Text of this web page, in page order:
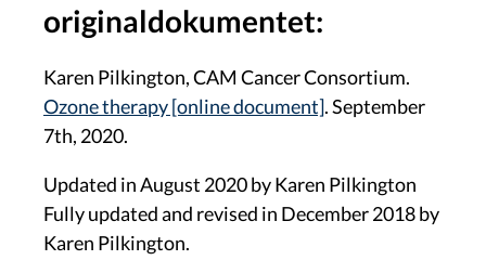
originaldokumentet:
Karen Pilkington, CAM Cancer Consortium.
Ozone therapy [online document]. September
7th, 2020.
Updated in August 2020 by Karen Pilkington
Fully updated and revised in December 2018 by
Karen Pilkington.